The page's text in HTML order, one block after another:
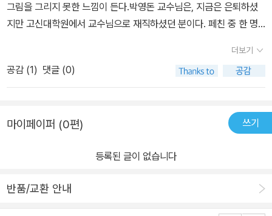
그림을 그리지 못한 느낌이 든다.박영돈 교수님은, 지금은 은퇴하셨
지만 고신대학원에서 교수님으로 재직하셨던 분이다. 페친 중 한 명
님 글을 접하게 되었다. 그리고 유튜브에 교수님 설교(?)를 편집한 영
상을 보기도 해서 교수님이 어떻게 책을 쓰셨는지 궁금했다. [성경으
로 풀어낸 사도신경] 책을 보고 살짝 충격을 받기도 해서 고신대학원
처럼 하셨을 것 같다는 기대감으로 책을 읽었다.결론부터 말하자면
같다. 내 생각과 같은 생각의 책을 찾았던 것은 아니다. [성경으로 풀
밑줄 그어야 할 부분이 많았고, 띠지를 붙여서 다시 한 번 더 보아야
더보기
공감 (1) 댓글 (0)
마이페이퍼 (0편) 쓰기
등록된 글이 없습니다
반품/교환 안내